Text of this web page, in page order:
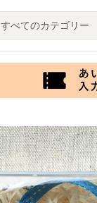
すべてのカテゴリー